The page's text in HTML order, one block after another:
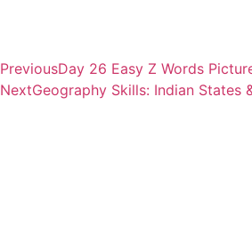
PreviousDay 26 Easy Z Words
NextGeography Skills: Indian States